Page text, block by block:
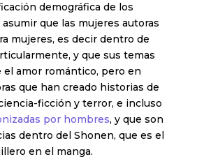
demográfica de los
que las mujeres autoras
mujeres, es decir dentro de
y que sus temas
amor romántico, pero en
que han creado historias de
ficción y terror, e incluso
por hombres, y que son
dentro del Shonen, que es el
en el manga.